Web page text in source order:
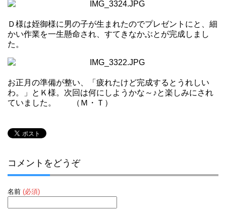
Ｄ様は姪御様に男の子が生まれたのでプレゼントにと、細
かい作業を一生懸命され、すてきなかぶとが完成しまし
た。
お正月の準備が整い、「疲れたけど完成するとうれしい
わ。」とＫ様。次回は何にしようかな～♪と楽しみにされ
ていました。 （Ｍ・Ｔ）
コメントをどうぞ
名前 (必須)